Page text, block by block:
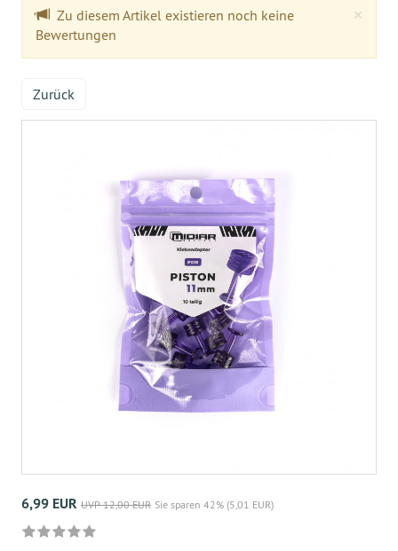
×
Zu diesem Artikel existieren noch keine
Bewertungen
Zurück
6,99 EUR UVP 12,00 EUR Sie sparen 42% (5,01 EUR)